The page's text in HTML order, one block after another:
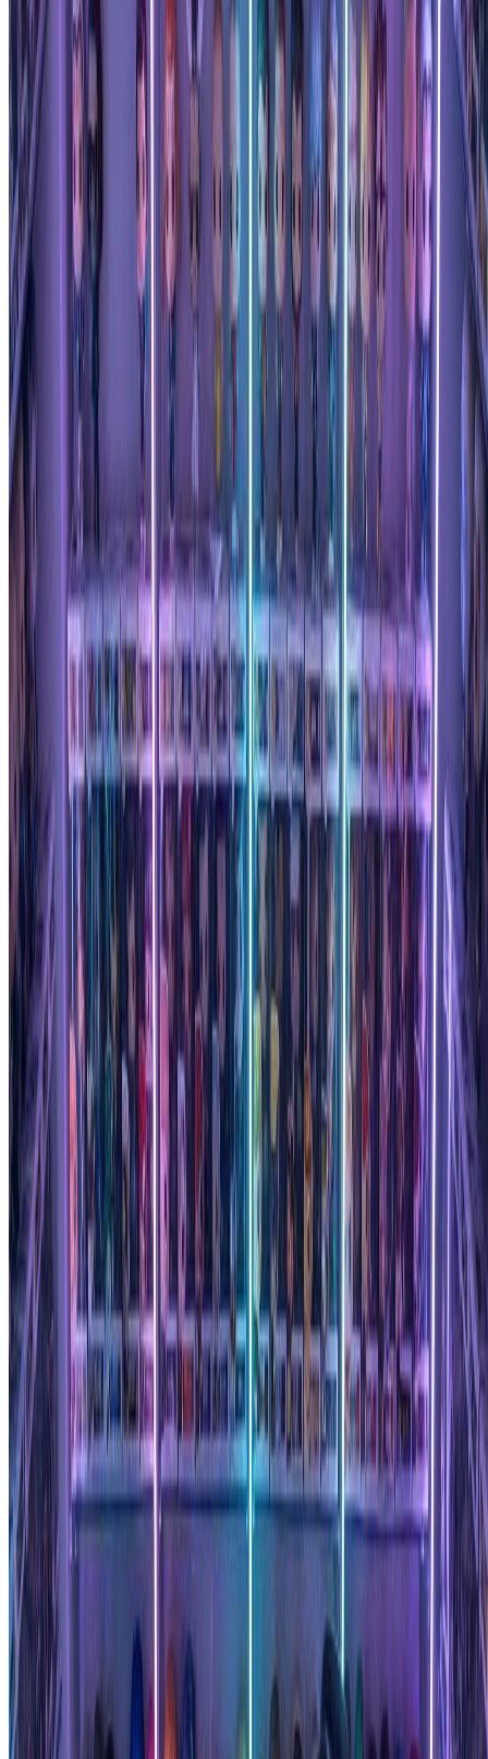
专业版
$15.99 $19.99
适合重度用户和专业人士。
9600 积分（约 4800 张图片 / 年）
包含基础版全部功能，另加
商业授权许可
优先支持
4 倍积分量
优先邮件支持
按年计费 · 每张图省 75%
开始专业计划
随时取消，无合约绑定。
常见问题
关于我们定价计划的常见问题解答
未使用的积分会累积吗？ +
生成的图片可以商用吗？
积分用完了怎么办？+
什么是积分包？+
如何取消订阅？
支持哪些支付方式？ +
一个积分是如何计算的？ +
你们提供免费试用吗？+
基础版和专业版有什么区别？+
受到全球50,000+Funko Pop粉丝的喜爱
这个Funko Pop生成器太棒了！我为全家人创建了
自定义手办。相似度令人惊叹，每个人都喜欢他们
个性化的Funko Pop风格肖像。我找到的最好的
Funko Pop生成器工具！
"
Michael T.
Funko收藏家
作为内容创作者，我在频道缩略图和社交媒体上
使用这个Funko Pop生成器。风格多样性非常棒。
当我将嘉宾转换为Funko Pop手办时，我的观众非
常喜欢！
Jessica L.
YouTuber
"
我使用这个生成器为我的游戏团队制作了Funko
Pop风格手办。镀铬款和黑光款风格绝对令人惊
叹。创建难忘的团队肖像的有趣方式！ "
Ryan K.
游戏玩家
这个Funko Pop生成器为我最好的朋友制作了完美
的生日礼物。她是一个狂热的收藏家，对她的自定
义手办感到惊讶。质量和相似度超出了我的预
期！
Amanda S.
礼物爱好者
Funko Pop生成器：常见问题
关于使用我们的Funko Pop生成器创建自定义手办您需要了解
的一切